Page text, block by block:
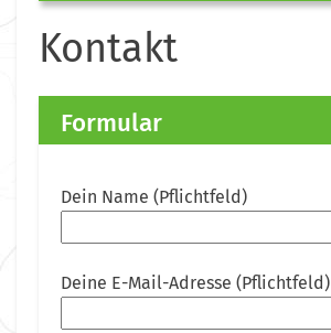
Kontakt
Formular
Dein Name (Pflichtfeld)
Deine E-Mail-Adresse (Pflichtfeld)